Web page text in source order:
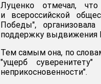
Луценко отмечал,
и всероссийской
Победы",
поддержку выдвижения
Тем самым она, по
"ущерб
неприкосновенности".